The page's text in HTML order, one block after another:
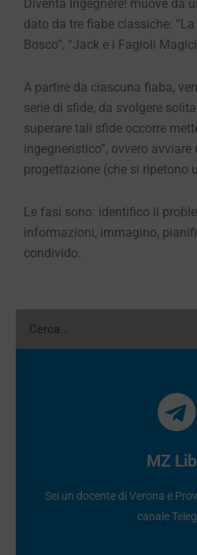
Diventa Ingegnere! muove da
dato da tre fiabe classiche:
Bosco”, “Jack e i Fagioli
A partire da ciascuna fiaba,
serie di sfide, da svolgere
superare tali sfide occorre
ingegneristico”, ovvero
progettazione (che si ripetono
Le fasi sono: identifico il
informazioni, immagino,
condivido.
MZ
Sei un docente di Verona e
canale
Sei Un docente
Resta in contatto con noi.
Clicca qui